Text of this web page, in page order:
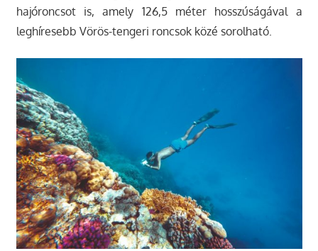
hajóroncsot is, amely 126,5 méter hosszúságával a
leghíresebb Vörös-tengeri roncsok közé sorolható.